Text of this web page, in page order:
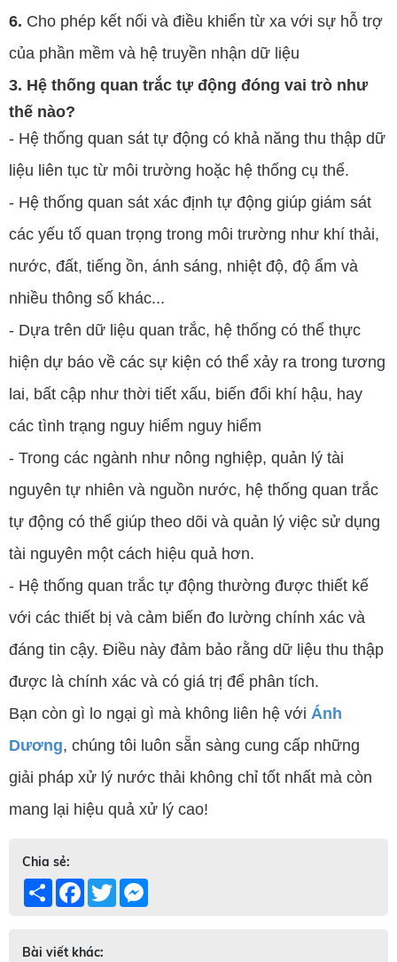
6. Cho phép kết nối và điều khiển từ xa với sự hỗ trợ
của phần mềm và hệ truyền nhận dữ liệu
3. Hệ thống quan trắc tự động đóng vai trò như
thế nào?
- Hệ thống quan sát tự động có khả năng thu thập dữ
liệu liên tục từ môi trường hoặc hệ thống cụ thể.
- Hệ thống quan sát xác định tự động giúp giám sát
các yếu tố quan trọng trong môi trường như khí thải,
nước, đất, tiếng ồn, ánh sáng, nhiệt độ, độ ẩm và
nhiều thông số khác...
- Dựa trên dữ liệu quan trắc, hệ thống có thể thực
hiện dự báo về các sự kiện có thể xảy ra trong tương
lai, bất cập như thời tiết xấu, biến đổi khí hậu, hay
các tình trạng nguy hiểm nguy hiểm
- Trong các ngành như nông nghiệp, quản lý tài
nguyên tự nhiên và nguồn nước, hệ thống quan trắc
tự động có thể giúp theo dõi và quản lý việc sử dụng
tài nguyên một cách hiệu quả hơn.
- Hệ thống quan trắc tự động thường được thiết kế
với các thiết bị và cảm biến đo lường chính xác và
đáng tin cậy. Điều này đảm bảo rằng dữ liệu thu thập
được là chính xác và có giá trị để phân tích.
Bạn còn gì lo ngại gì mà không liên hệ với Ánh
Dương, chúng tôi luôn sẵn sàng cung cấp những
giải pháp xử lý nước thải không chỉ tốt nhất mà còn
mang lại hiệu quả xử lý cao!
Chia sẻ:
Share Facebook
Twitter
Bài viết khác: